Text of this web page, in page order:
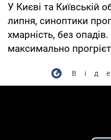
У Києві та Київській
липня, синоптики
хмарність, без опадів.
максимально